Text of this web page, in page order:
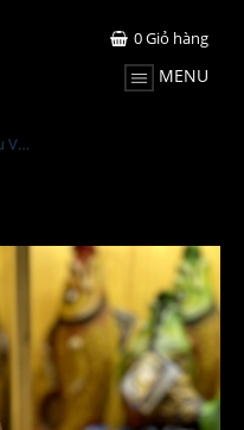
0Giỏ hàng
MENU
Rượu Vang Gốm Georgia MS47